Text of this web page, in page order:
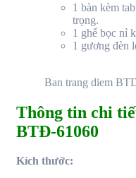
1 bàn kèm
trọng.
1 ghế bọc nỉ
1 gương đèn
Ban trang diem
Thông tin chi
BTĐ-61060
Kích thước: